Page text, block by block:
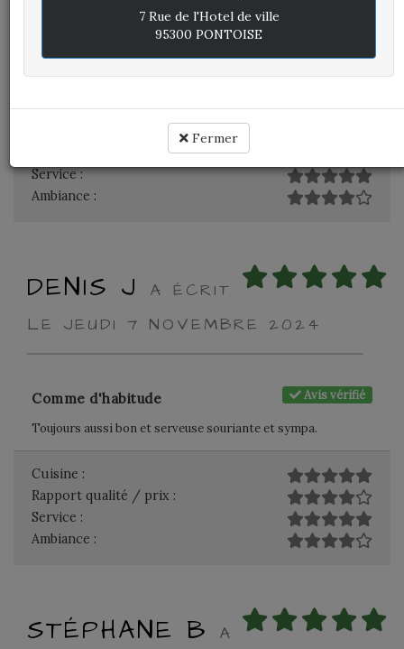
L'accueil est excellent.
Les plats sont succulents.
Les prix sont raisonnables.
Rapport qualité / prix :
Service :
Ambiance :
DENIS J
A ÉCRIT
LE JEUDI 7 NOVEMBRE 2024
Avis vérifié
Comme d'habitude
Toujours aussi bon et serveuse souriante et sympa.
Cuisine :
Rapport qualité / prix :
Service :
Ambiance :
STÉPHANE B
A
7 Rue de l'Hotel de ville
95300 PONTOISE
Fermer